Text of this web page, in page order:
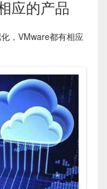
应的产品
，VMware都有相应